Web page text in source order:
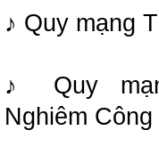
♪ Quy mạng
♪ Quy
Nghiêm